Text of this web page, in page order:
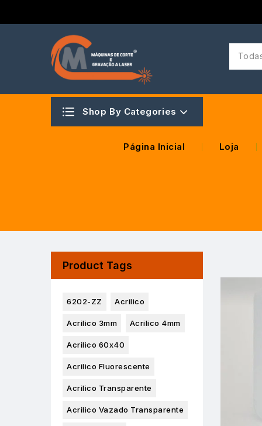
Shop By Categories
Página Inicial Loja
Product Tags
6202-ZZ Acrilico
Acrilico 3mm Acrilico 4mm
Acrilico 60x40
Acrilico Fluorescente
Acrilico Transparente
Acrilico Vazado Transparente